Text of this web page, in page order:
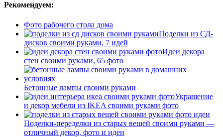
Рекомендуем:
Фото рабочего стола дома
Поделки из СД-
дисков своими руками, 7 идей
Идеи декора
стен своими руками, 65 фото
Бетонные лампы своими руками
Украшение
и декор мебели из IKEA своими руками фото
Поделки-переделки из старых вещей своими руками —
отличный декор, фото и идеи